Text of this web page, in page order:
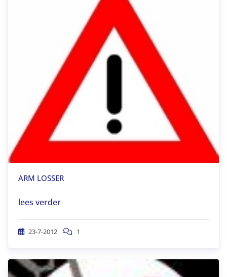
ARM LOSSER
lees verder
23-7-2012 1